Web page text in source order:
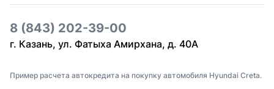
8 (843) 202-39-00
г. Казань, ул. Фатыха Амирхана, д. 40А
Пример расчета автокредита на покупку автомобиля Hyundai Creta.